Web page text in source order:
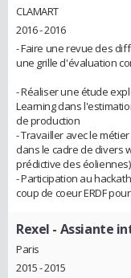
CLAMART
2016 - 2016
- Faire une revue des
une grille d'évaluation
- Réaliser une étude
Learning dans
de production
- Travailler avec le
dans le cadre de divers
prédictive des éoliennes)
- Participation au
coup de coeur ERDF
Rexel - Assiante
Paris
2015 - 2015